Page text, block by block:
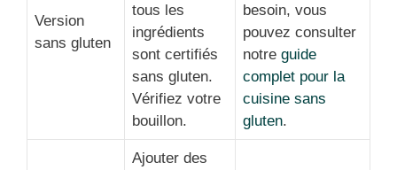
Version
sans gluten
tous les
ingrédients
sont certifiés
sans gluten.
Vérifiez votre
bouillon.
besoin, vous
pouvez consulter
notre guide
complet pour la
cuisine sans
gluten.
Ajouter des